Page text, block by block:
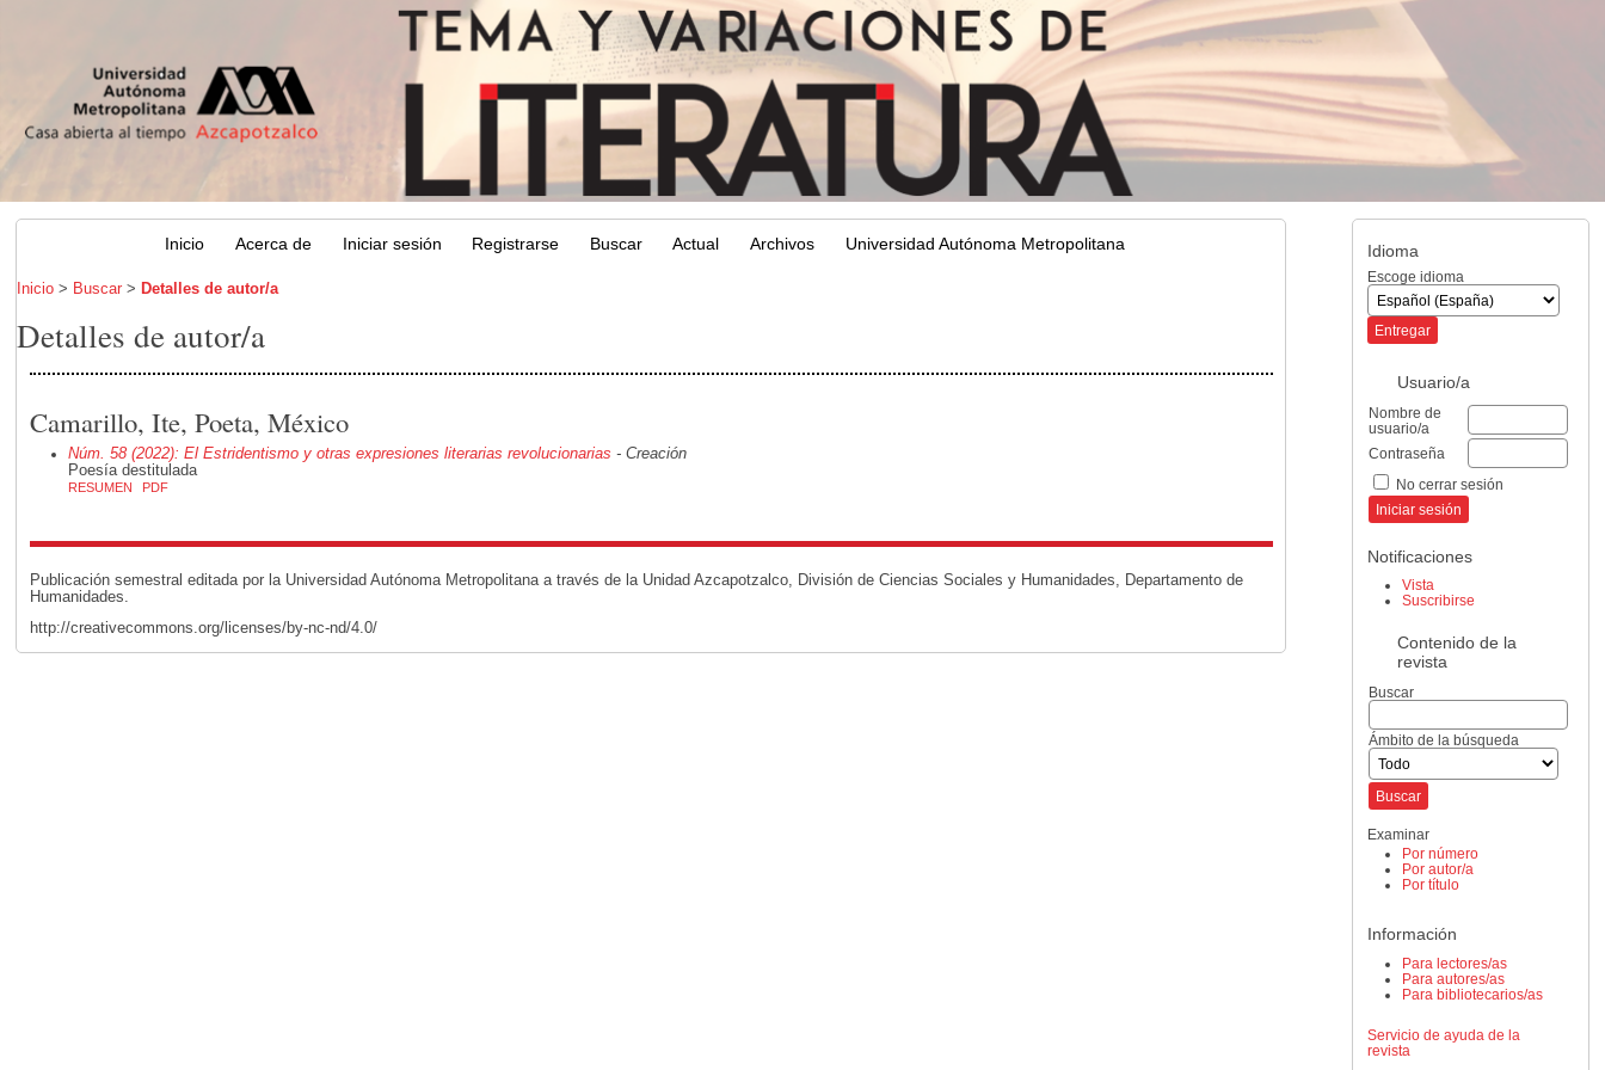
Idioma
Escoge idioma
Usuario/a
Nombre de
usuario/a
Contraseña
No cerrar sesión
Notificaciones
Vista
Suscribirse
Contenido de la
revista
Buscar
Ámbito de la búsqueda
Examinar
Por número
Por autor/a
Por título
Información
Para lectores/as
Para autores/as
Para bibliotecarios/as
Servicio de ayuda de la
revista
Inicio Acerca de Iniciar sesión Registrarse Buscar Actual Archivos Universidad Autónoma Metropolitana
Inicio > Buscar > Detalles de autor/a
Detalles de autor/a
Camarillo, Ite, Poeta, México
Núm. 58 (2022): El Estridentismo y otras expresiones literarias revolucionarias - Creación
Poesía destitulada
RESUMEN PDF
Publicación semestral editada por la Universidad Autónoma Metropolitana a través de la Unidad Azcapotzalco, División de Ciencias Sociales y Humanidades, Departamento de
Humanidades.
http://creativecommons.org/licenses/by-nc-nd/4.0/